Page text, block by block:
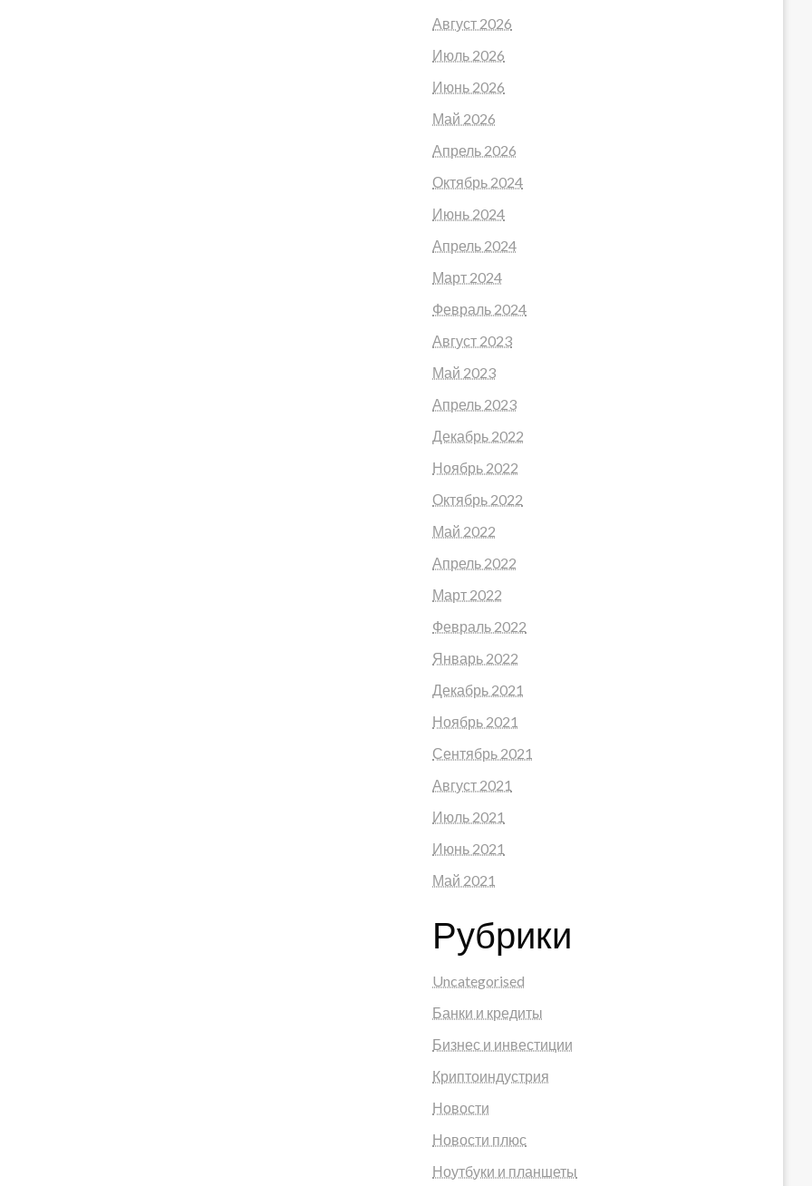
Август 2026
Июль 2026
Июнь 2026
Май 2026
Апрель 2026
Октябрь 2024
Июнь 2024
Апрель 2024
Март 2024
Февраль 2024
Август 2023
Май 2023
Апрель 2023
Декабрь 2022
Ноябрь 2022
Октябрь 2022
Май 2022
Апрель 2022
Март 2022
Февраль 2022
Январь 2022
Декабрь 2021
Ноябрь 2021
Сентябрь 2021
Август 2021
Июль 2021
Июнь 2021
Май 2021
Рубрики
Uncategorised
Банки и кредиты
Бизнес и инвестиции
Криптоиндустрия
Новости
Новости плюс
Ноутбуки и планшеты